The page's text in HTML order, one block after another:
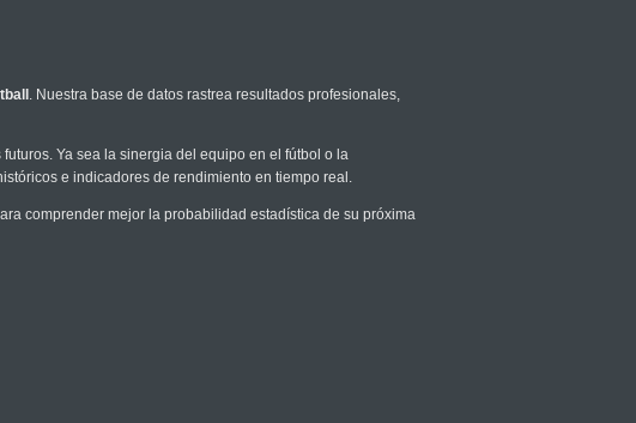
. Nuestra base de datos rastrea resultados profesionales,
Ya sea la sinergia del equipo en el fútbol o la
e indicadores de rendimiento en tiempo real.
comprender mejor la probabilidad estadística de su próxima